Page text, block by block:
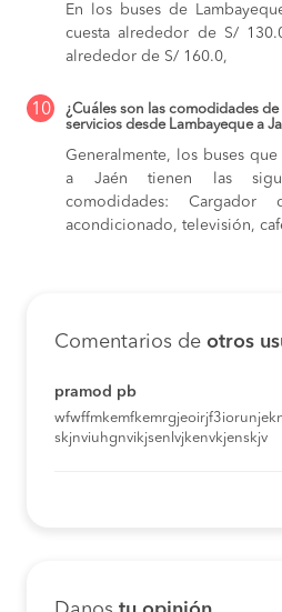
En los buses de
cuesta alrededor de S/
alrededor de S/ 160.0,
10
¿Cuáles son las comodidades
servicios desde Lambayeque a
Generalmente, los buses
a Jaén tienen las
comodidades:
acondicionado, televisión,
Comentarios de otros
pramod pb
skjnviuhgnvikjsenlvjkenvkjenskjv